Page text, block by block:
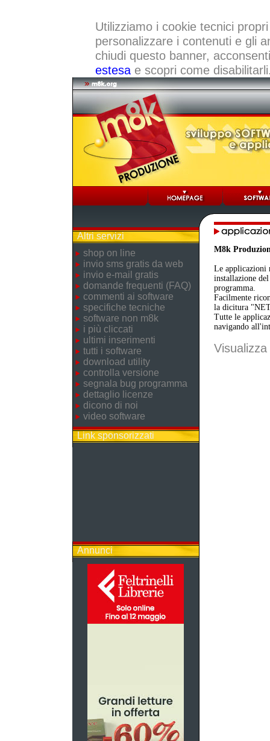
Utilizziamo i cookie tecnici
personalizzare i contenuti e gli
chiudi questo banner,
estesae scopri come
Altri servizi
shop on line
invio sms gratis da web
invio e-mail gratis
domande frequenti (FAQ)
commenti ai software
specifiche tecniche
software non m8k
i più cliccati
ultimi inserimenti
tutti i software
download utility
controlla versione
segnala bug programma
dettaglio licenze
dicono di noi
video software
Link sponsorizzati
Annunci
M8k
Le applicazioni
installazione
programma.
Facilmente
la dicitura
Tutte le
navigando